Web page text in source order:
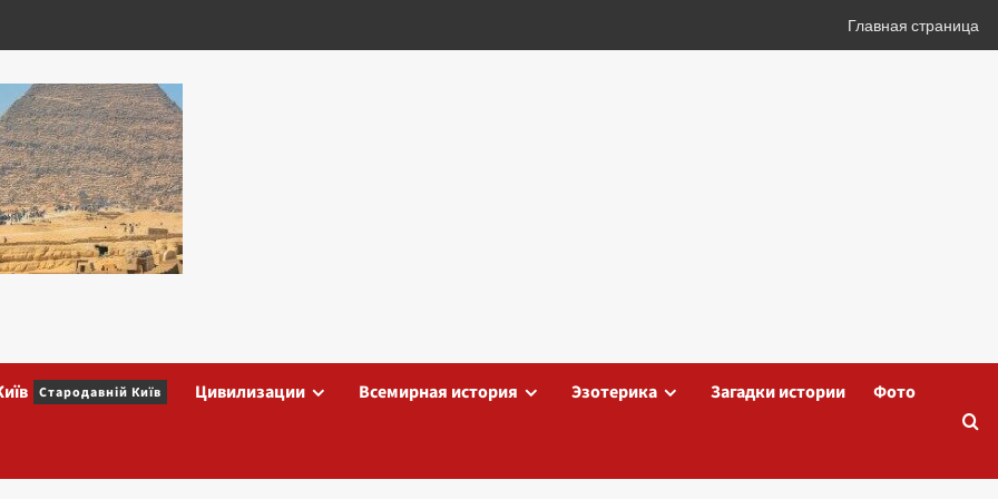
Главная страница
Стародавній Київ Цивилизации Всемирная история Эзотерика Загадки истории Фото